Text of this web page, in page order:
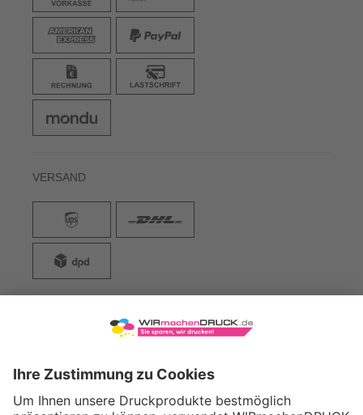
VERSAND
WIRmachenDRUCK GmbH
71522 Backnang
Tel.: +49 (0) 711 995 982 - 20